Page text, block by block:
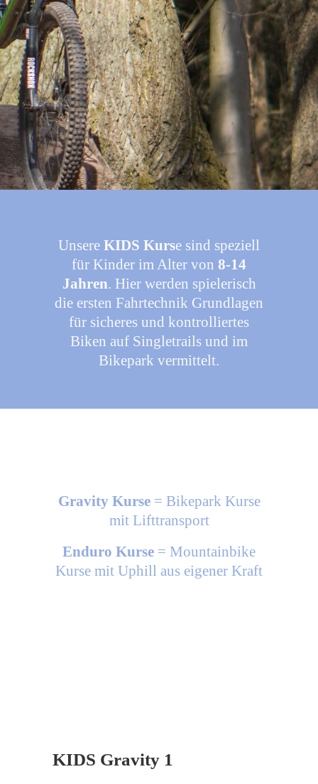
Unsere KIDS Kurse sind speziell
für Kinder im Alter von 8-14
Jahren. Hier werden spielerisch
die ersten Fahrtechnik Grundlagen
für sicheres und kontrolliertes
Biken auf Singletrails und im
Bikepark vermittelt.
Gravity Kurse= Bikepark Kurse
mit Lifttransport
Enduro Kurse = Mountainbike
Kurse mit Uphill aus eigener Kraft
KIDS Gravity 1